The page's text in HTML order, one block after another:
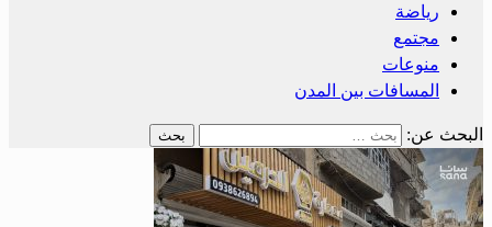
رياضة
مجتمع
منوعات
المسافات بين المدن
البحث عن: